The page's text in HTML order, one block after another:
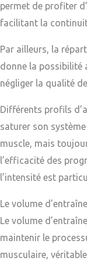
permet de profiter
facilitant la
Par ailleurs, la
donne la possibilité
négliger la qualité
Différents profils
saturer son
muscle, mais
l’efficacité des
l’intensité est
Le volume
Le volume
maintenir le
musculaire,